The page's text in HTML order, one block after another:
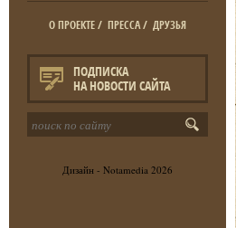
О ПРОЕКТЕ/ ПРЕССА/ ДРУЗЬЯ
ПОДПИСКА
НА НОВОСТИ САЙТА
Дизайн - Notamedia 2026